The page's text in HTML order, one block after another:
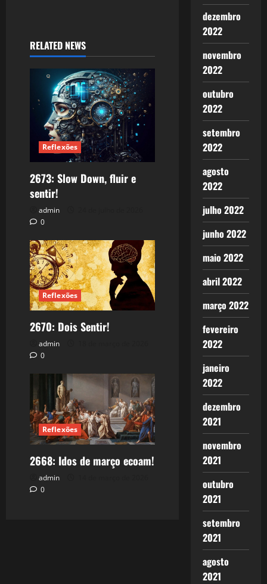
RELATED NEWS
Reflexões
2673: Slow Down, fluir e
sentir!
admin
0
Reflexões
2670: Dois Sentir!
admin
0
Reflexões
2668: Idos de março ecoam!
admin
0
dezembro
2022
novembro
2022
outubro
2022
setembro
2022
agosto
2022
julho 2022
junho 2022
maio 2022
abril 2022
março 2022
fevereiro
2022
janeiro
2022
dezembro
2021
novembro
2021
outubro
2021
setembro
2021
agosto
2021